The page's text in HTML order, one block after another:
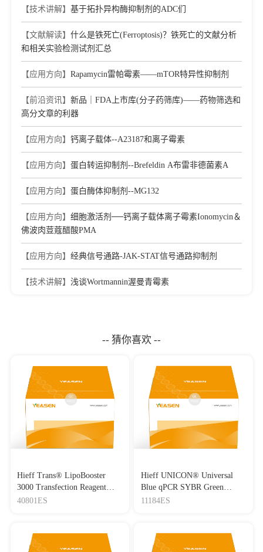
【技术讲解】 基于拓扑异构酶抑制剂的ADC们
【文献解读】 什么是铁死亡(Ferroptosis)？铁死亡的文献分析
和相关实验检测试剂汇总
【应用方向】 Rapamycin雷帕霉素——mTOR特异性抑制剂
【前沿资讯】 新品｜FDA上市库(分子药筛库)——药物筛选和
高分文章的利器
【应用方向】 钙离子载体--A23187和离子霉素
【应用方向】 蛋白转运抑制剂--Brefeldin A布雷非德菌素A
【应用方向】 蛋白酶体抑制剂--MG132
【应用方向】 细胞激活剂──钙离子载体离子霉素Ionomycin＆
佛波肉荳蔻醋酸PMA
【应用方向】 经典信号通路-JAK-STAT信号通路抑制剂
【技术讲解】 浅谈Wortmannin渥曼青霉素
-- 猜你喜欢 --
Hieff Trans® LipoBooster
3000 Transfection Reagent
Lipo3000转染试剂
40801ES
Hieff UNICON® Universal
Blue qPCR SYBR Green
Master Mix
11184ES